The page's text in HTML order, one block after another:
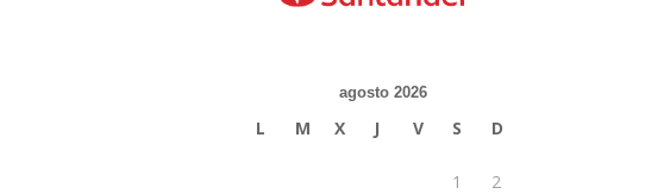
agosto 2026
L M X J V S D
1 2